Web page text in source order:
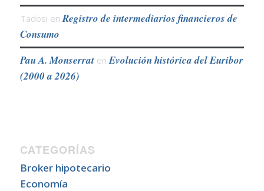
Tadosi en Registro de intermediarios financieros de
Consumo
Pau A. Monserraten Evolución histórica del Euribor
(2000 a 2026)
CATEGORÍAS
Broker hipotecario
Economía